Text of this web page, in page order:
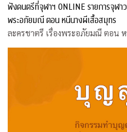
ฟังดนตรีที่จุฬาฯ ONLINE รายการจุฬา
พระอภัยมณี ตอน หนีนางผีเสื้อสมุทร
ละครชาตรี เรื่องพระอภัยมณี ตอน